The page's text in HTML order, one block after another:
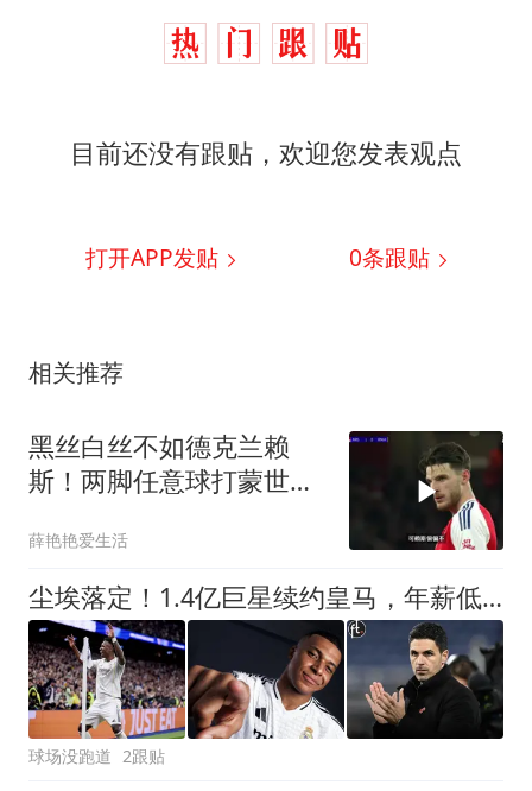
目前还没有跟贴，欢迎您发表观点
打开APP发贴 0条跟贴
相关推荐
黑丝白丝不如德克兰赖
斯！两脚任意球打蒙世界
薛艳艳爱生活
尘埃落定！1.4亿巨星续约皇马，年薪低于姆巴佩，阿森纳计划落空
球场没跑道 2跟贴